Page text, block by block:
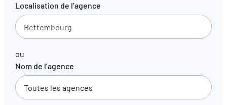
Localisation de l’agence
ou
Nom de l’agence